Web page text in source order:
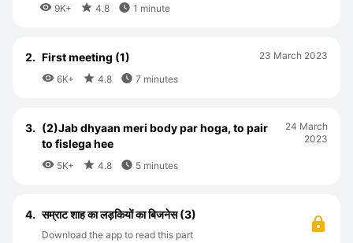
 9K+  4.8  1 minute
2. First meeting (1)
 6K+  4.8  7 minutes
23 March 2023
3. (2)Jab dhyaan meri body par hoga, to pair
to fislega hee
 5K+  4.8  5 minutes
24 March
2023
4. सम्राट शाह का लड़कियों का बिजनेस (3)
Download the app to read this part